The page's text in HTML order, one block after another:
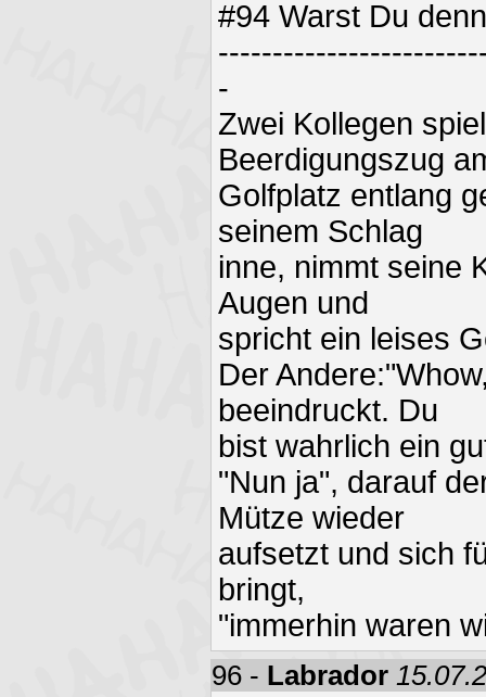
#94 Warst Du
-
Zwei Kollegen
Beerdigungszug
Golfplatz entlang
seinem Schlag
inne, nimmt seine
Augen und
spricht ein leises
Der
beeindruckt. Du
bist wahrlich ein
"Nun ja", darauf
Mütze wieder
aufsetzt und sich
bringt,
"immerhin waren
96 - Labrador